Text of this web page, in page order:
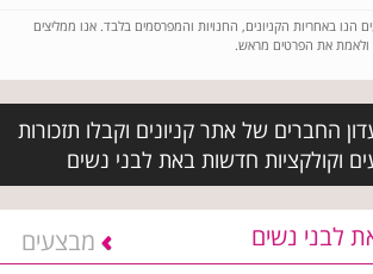
הנו באחריות הקניונים, החנויות והמפרסמים בלבד. אנו ממליצים
ולאמת את הפרטים מראש.
החברים של אתר קניונים וקבלו תזכורות
וקולקציות חדשות באת לבני נשים
לבני נשים מבצעים